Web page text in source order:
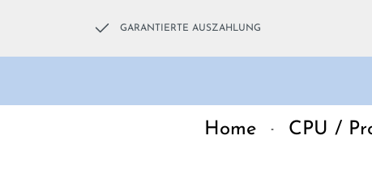
GARANTIERTE AUSZAHLUNG
Home CPU /